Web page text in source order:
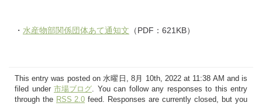
・ 水産物部関係団体あて通知文 （PDF：621KB）
This entry was posted on 水曜日, 8月 10th, 2022 at 11:38 AM and is
filed under 市場ブログ. You can follow any responses to this entry
through the RSS 2.0 feed. Responses are currently closed, but you